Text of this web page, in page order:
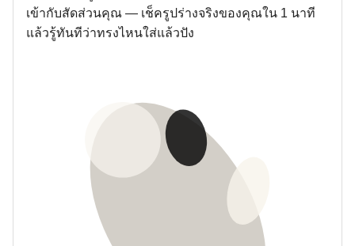
เข้ากับสัดส่วนคุณ — เช็ครูปร่างจริงของคุณใน 1 นาที
แล้วรู้ทันทีว่าทรงไหนใส่แล้วปัง